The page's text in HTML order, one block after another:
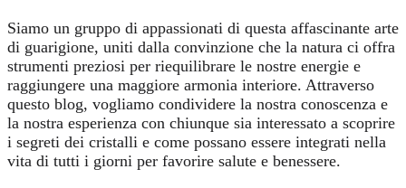
Siamo un gruppo di appassionati di questa affascinante arte
di guarigione, uniti dalla convinzione che la natura ci offra
strumenti preziosi per riequilibrare le nostre energie e
raggiungere una maggiore armonia interiore. Attraverso
questo blog, vogliamo condividere la nostra conoscenza e
la nostra esperienza con chiunque sia interessato a scoprire
i segreti dei cristalli e come possano essere integrati nella
vita di tutti i giorni per favorire salute e benessere.